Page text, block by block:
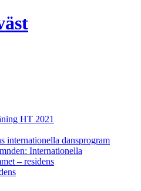
HT 2021
internationella dansprogram
Internationella
– residens